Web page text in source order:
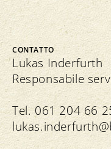
CONTATTO
Lukas Inderfurth
Responsabile
Tel. 061 204 66
lukas.